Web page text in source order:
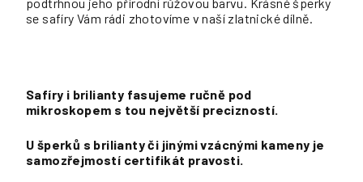
se safíry Vám rádi zhotovíme v naší zlatnické dílně.
Safíry i brilianty fasujeme ručně pod
mikroskopem s tou největší precizností.
U šperků s brilianty či jinými vzácnými kameny je
samozřejmostí certifikát pravosti.